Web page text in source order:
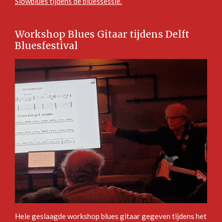
Workshop Blues Gitaar tijdens Delft
Bluesfestival
Hele geslaagde workshop blues gitaar gegeven tijdens het